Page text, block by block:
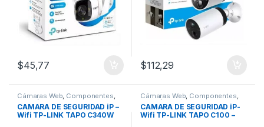
$45,77 $112,29
Cámaras Web, Componentes,
PERIFÉRICOS ,REDES
CAMARA DE SEGURIDAD iP –
Wifi TP-LINK TAPO C340W
Cámaras Web, Componentes,
PERIFÉRICOS ,REDES,Webcam
CAMARA DE SEGURIDAD iP-
Wifi TP-LINK TAPO C100 –